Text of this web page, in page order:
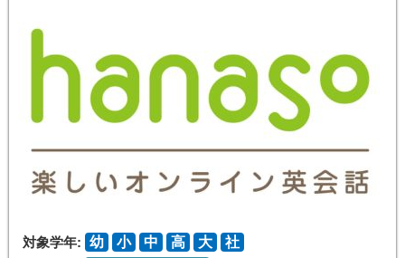
対象学年: 幼 小 中 高 大
社